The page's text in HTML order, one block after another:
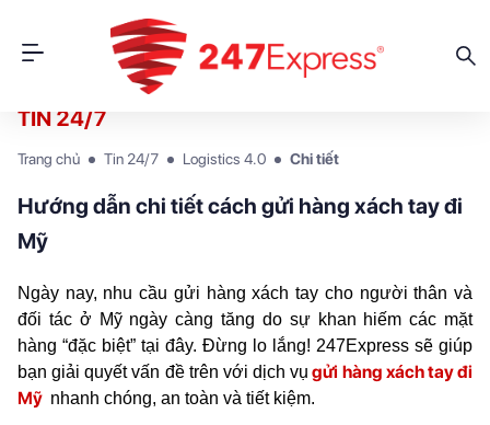
TIN 24/7
Trang chủ Tin 24/7 Logistics 4.0 Chi tiết
Hướng dẫn chi tiết cách gửi hàng xách tay đi
Mỹ
Ngày nay, nhu cầu gửi hàng xách tay cho người thân và
đối tác ở Mỹ ngày càng tăng do sự khan hiếm các mặt
hàng “đặc biệt” tại đây. Đừng lo lắng! 247Express sẽ giúp
bạn giải quyết vấn đề trên với dịch vụ gửi hàng xách tay đi
Mỹ nhanh chóng, an toàn và tiết kiệm.